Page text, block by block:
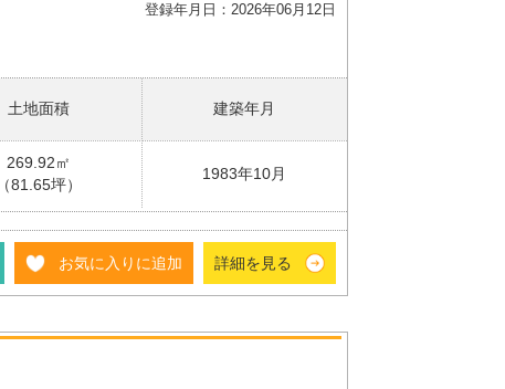
登録年月日：2026年06月12日
土地面積 建築年月
269.92㎡
（81.65坪）
1983年10月
お気に入りに追加 詳細を見る